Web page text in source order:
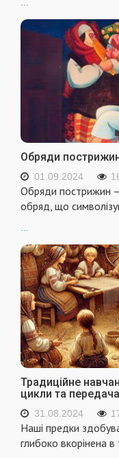
Обряди
01.09.2024
Обряди пострижин
обряд, що
Традиційне
цикли та
31.08.2024
Наші предки
глибоко вкорінена в